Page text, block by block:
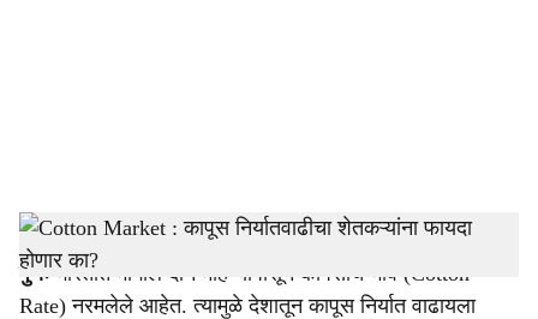
h
a
Cotton Market -Agrowon
पुणेःभारतात मागील दोन महिन्यांपासून कापसाचे भाव (Cotton
Rate) नरमलेले आहेत. त्यामुळे देशातून कापूस निर्यात वाढायला